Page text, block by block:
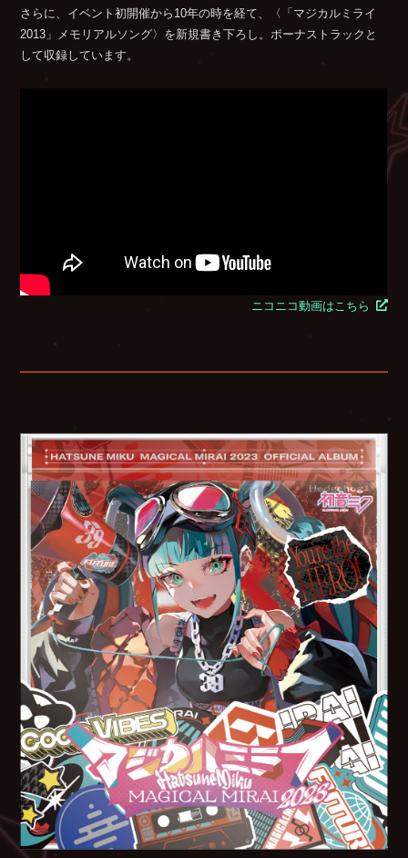
さらに、イベント初開催から10年の時を経て、〈「マジカルミライ
2013」メモリアルソング〉を新規書き下ろし。ボーナストラックと
して収録しています。
ニコニコ動画はこちら